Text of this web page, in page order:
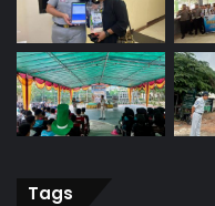
Tags